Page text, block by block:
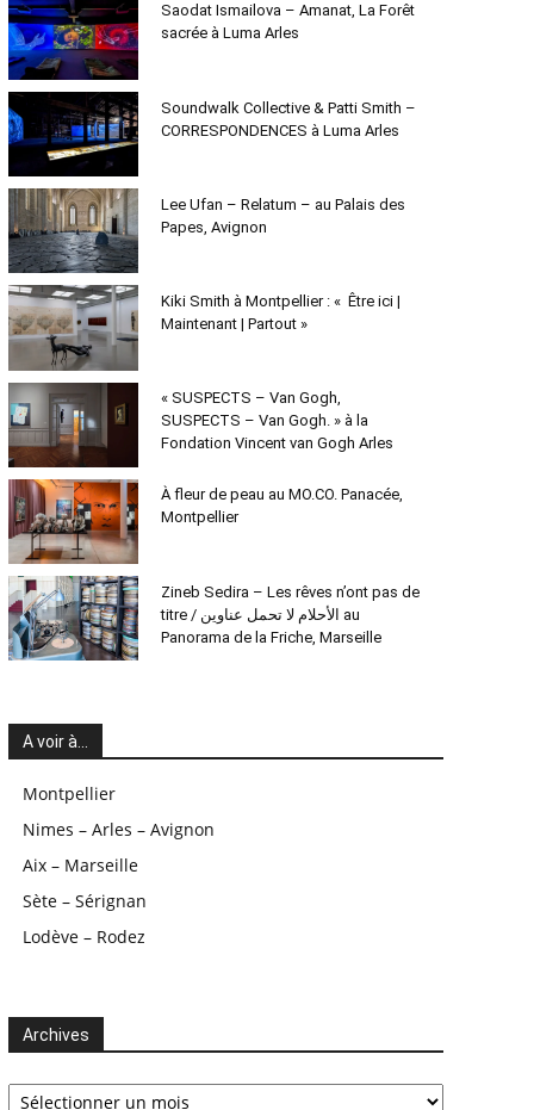
Saodat Ismailova – Amanat, La Forêt
sacrée à Luma Arles
Soundwalk Collective & Patti Smith –
CORRESPONDENCES à Luma Arles
Lee Ufan – Relatum – au Palais des
Papes, Avignon
Kiki Smith à Montpellier : « Être ici |
Maintenant | Partout »
« SUSPECTS – Van Gogh,
SUSPECTS – Van Gogh. » à la
Fondation Vincent van Gogh Arles
À fleur de peau au MO.CO. Panacée,
Montpellier
Zineb Sedira – Les rêves n’ont pas de
titre / الأحلام لا تحمل عناوين au
Panorama de la Friche, Marseille
A voir à…
Montpellier
Nimes – Arles – Avignon
Aix – Marseille
Sète – Sérignan
Lodève – Rodez
Archives
Archives